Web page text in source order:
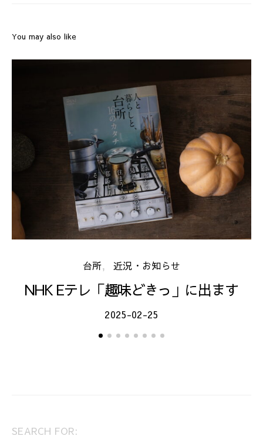
You may also like
台所 近況・お知らせ
NHK Eテレ「趣味どきっ」に出ます
2025-02-25
SEARCH FOR: